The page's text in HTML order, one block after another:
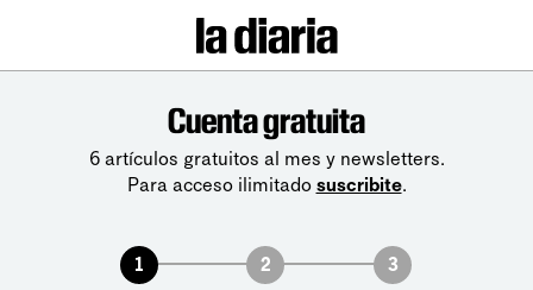
Cuenta gratuita
6 artículos gratuitos al mes y newsletters.
Para acceso ilimitado suscribite.
1 2 3